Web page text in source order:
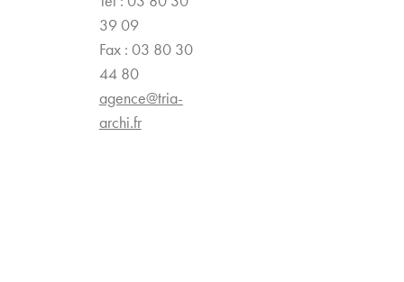
39 09
Fax : 03 80 30
44 80
agence@tria-
archi.fr